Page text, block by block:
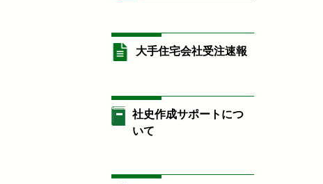
大手住宅会社受注速報
社史作成サポートにつ
いて